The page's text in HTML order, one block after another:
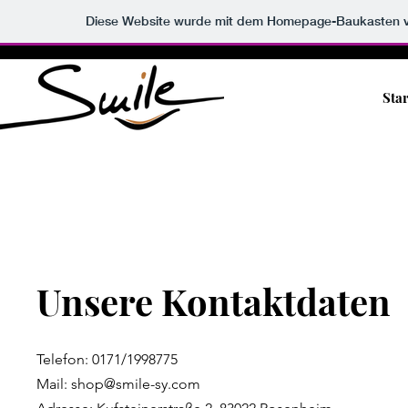
Diese Website wurde mit dem Homepage-Baukasten
Unsere Kontaktdaten
Telefon: 0171/1998775
Mail: shop@smile-sy.com